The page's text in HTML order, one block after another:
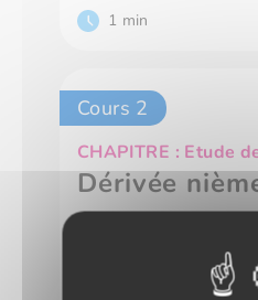
1 min
Cours 2
CHAPITRE : Etude
Dérivée
démontrer par
pour clarifier tout ce